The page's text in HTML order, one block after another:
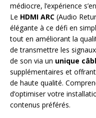
médiocre, l’expérience
Le HDMI ARC (Audio
élégante à ce défi en
tout en améliorant la
de transmettre les
de son via un unique
supplémentaires et
de haute qualité.
d’optimiser votre
contenus préférés.